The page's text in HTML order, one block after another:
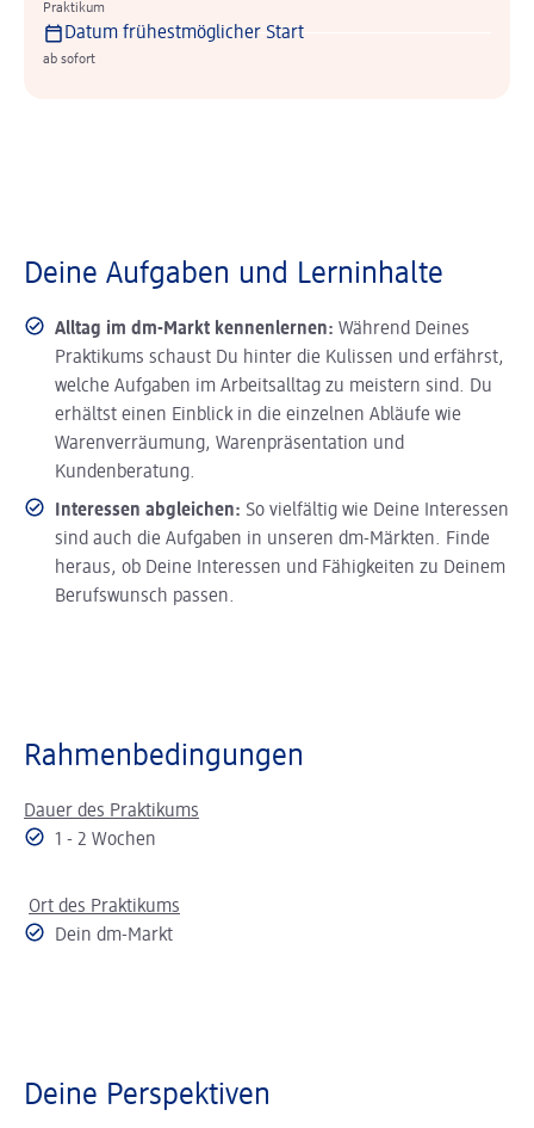
Praktikum
Datum frühestmöglicher Start
ab sofort
Deine Aufgaben und Lerninhalte
Alltag im dm-Markt kennenlernen: Während Deines
Praktikums schaust Du hinter die Kulissen und erfährst,
welche Aufgaben im Arbeitsalltag zu meistern sind. Du
erhältst einen Einblick in die einzelnen Abläufe wie
Warenverräumung, Warenpräsentation und
Kundenberatung.
Interessen abgleichen: So vielfältig wie Deine Interessen
sind auch die Aufgaben in unseren dm-Märkten. Finde
heraus, ob Deine Interessen und Fähigkeiten zu Deinem
Berufswunsch passen.
Rahmenbedingungen
Dauer des Praktikums
1 - 2 Wochen
Ort des Praktikums
Dein dm-Markt
Deine Perspektiven